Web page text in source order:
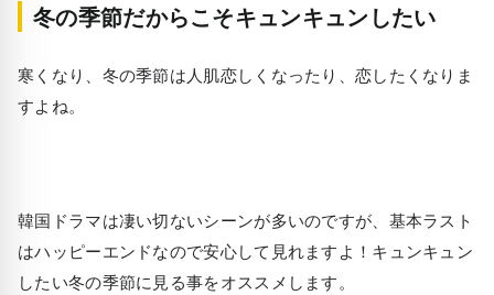
冬の季節だからこそキュンキュンしたい
寒くなり、冬の季節は人肌恋しくなったり、恋したくなりま
すよね。
韓国ドラマは凄い切ないシーンが多いのですが、基本ラスト
はハッピーエンドなので安心して見れますよ！キュンキュン
したい冬の季節に見る事をオススメします。